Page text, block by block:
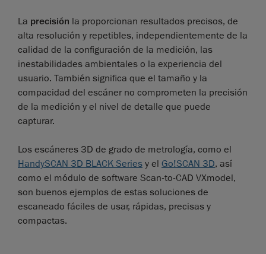
La precisión la proporcionan resultados precisos, de
alta resolución y repetibles, independientemente de la
calidad de la configuración de la medición, las
inestabilidades ambientales o la experiencia del
usuario. También significa que el tamaño y la
compacidad del escáner no comprometen la precisión
de la medición y el nivel de detalle que puede
capturar.
Los escáneres 3D de grado de metrología, como el
HandySCAN 3D BLACK Series y el Go!SCAN 3D, así
como el módulo de software Scan-to-CAD VXmodel,
son buenos ejemplos de estas soluciones de
escaneado fáciles de usar, rápidas, precisas y
compactas.